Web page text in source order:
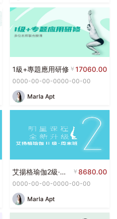
1級+專題應用研修 ￥ 17060.00
0000-00-00-0000-00-00
Marla Apt
艾揚格瑜伽2級·周末班 ￥ 8680.00
0000-00-00-0000-00-00
Marla Apt